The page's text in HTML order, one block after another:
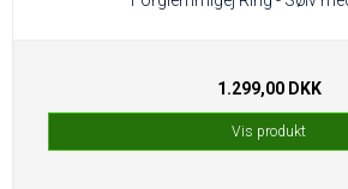
1.299,00 DKK
Vis produkt